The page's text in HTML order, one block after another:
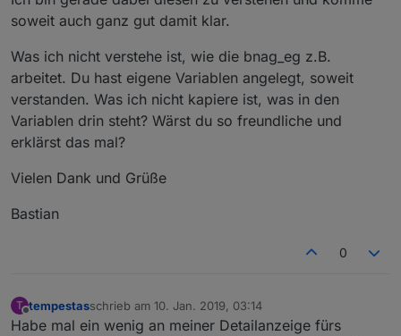
soweit auch ganz gut damit klar.
Was ich nicht verstehe ist, wie die bnag_eg z.B.
arbeitet. Du hast eigene Variablen angelegt, soweit
verstanden. Was ich nicht kapiere ist, was in den
Variablen drin steht? Wärst du so freundliche und
erklärst das mal?
Vielen Dank und Grüße
Bastian
0
T
Offline
tempestasschrieb am 10. Jan. 2019, 03:14
zuletzt editiert von
Habe mal ein wenig an meiner Detailanzeige fürs